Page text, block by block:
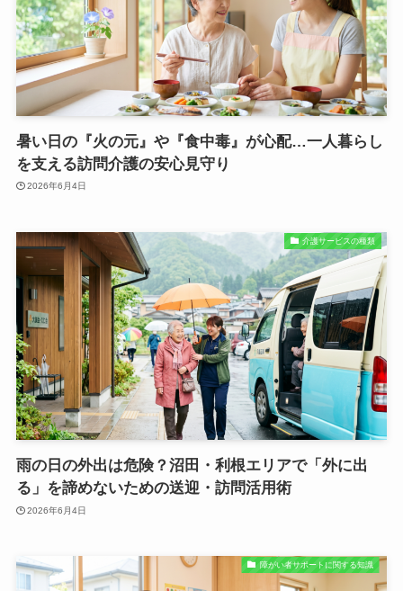
暑い日の『火の元』や『食中毒』が心配…一人暮らし
を支える訪問介護の安心見守り
2026年6月4日
介護サービスの種類
雨の日の外出は危険？沼田・利根エリアで「外に出
る」を諦めないための送迎・訪問活用術
2026年6月4日
障がい者サポートに関する知識